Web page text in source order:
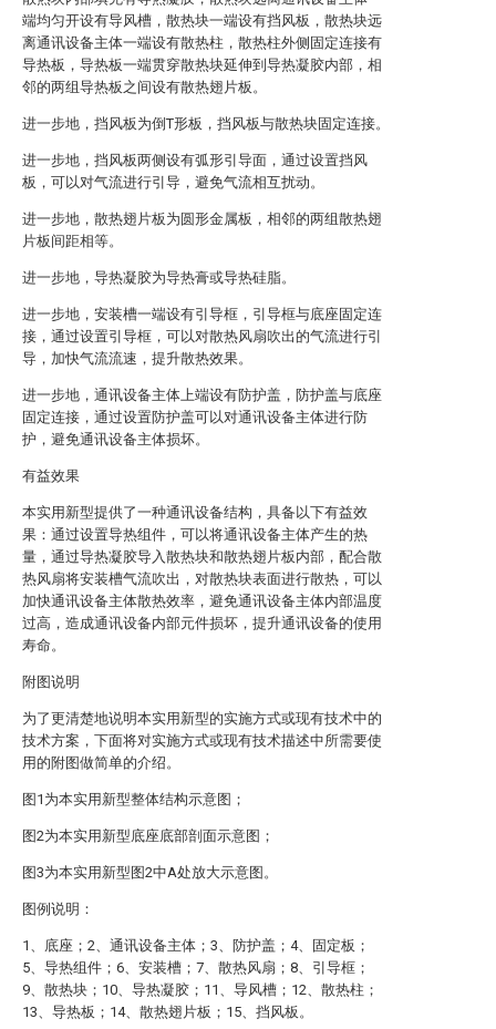
端均匀开设有导风槽，散热块一端设有挡风板，散热块远
离通讯设备主体一端设有散热柱，散热柱外侧固定连接有
导热板，导热板一端贯穿散热块延伸到导热凝胶内部，相
邻的两组导热板之间设有散热翅片板。
进一步地，挡风板为倒T形板，挡风板与散热块固定连接。
进一步地，挡风板两侧设有弧形引导面，通过设置挡风
板，可以对气流进行引导，避免气流相互扰动。
进一步地，散热翅片板为圆形金属板，相邻的两组散热翅
片板间距相等。
进一步地，导热凝胶为导热膏或导热硅脂。
进一步地，安装槽一端设有引导框，引导框与底座固定连
接，通过设置引导框，可以对散热风扇吹出的气流进行引
导，加快气流流速，提升散热效果。
进一步地，通讯设备主体上端设有防护盖，防护盖与底座
固定连接，通过设置防护盖可以对通讯设备主体进行防
护，避免通讯设备主体损坏。
有益效果
本实用新型提供了一种通讯设备结构，具备以下有益效
果：通过设置导热组件，可以将通讯设备主体产生的热
量，通过导热凝胶导入散热块和散热翅片板内部，配合散
热风扇将安装槽气流吹出，对散热块表面进行散热，可以
加快通讯设备主体散热效率，避免通讯设备主体内部温度
过高，造成通讯设备内部元件损坏，提升通讯设备的使用
寿命。
附图说明
为了更清楚地说明本实用新型的实施方式或现有技术中的
技术方案，下面将对实施方式或现有技术描述中所需要使
用的附图做简单的介绍。
图1为本实用新型整体结构示意图；
图2为本实用新型底座底部剖面示意图；
图3为本实用新型图2中A处放大示意图。
图例说明：
1、底座；2、通讯设备主体；3、防护盖；4、固定板；
5、导热组件；6、安装槽；7、散热风扇；8、引导框；
9、散热块；10、导热凝胶；11、导风槽；12、散热柱；
13、导热板；14、散热翅片板；15、挡风板。